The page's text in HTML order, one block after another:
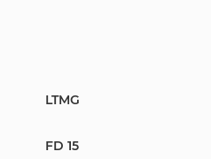
LTMG
FD 15